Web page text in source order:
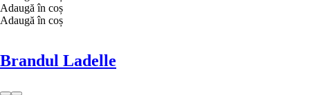
Adaugă în coș
Adaugă în coș
Brandul Ladelle